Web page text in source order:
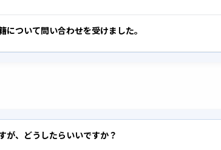
について問い合わせを受けました。
が、どうしたらいいですか？